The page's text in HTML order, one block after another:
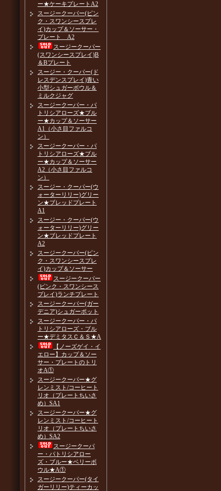
ー★ケーキプレートA2
スージークーパー(ピン
ク・スワンシースプレ
イ)カップ＆ソーサー・
プレート A2
スージークーパー
(スワンシースプレイ)B
＆Bプレート
スージー・クーパー(ド
レスデンスプレイ)青い
小型シュガーボウル＆
ミルクジャグ
スージークーパー・パ
トリシアローズ★ブル
ー★カップ＆ソーサー
A1（小さ目ファルコ
ン）
スージークーパー・パ
トリシアローズ★ブル
ー★カップ＆ソーサー
A2（小さ目ファルコ
ン）
スージー・クーパー(ウ
ォーターリリー)グリー
ン★ブレッドプレート
A1
スージー・クーパー(ウ
ォーターリリー)グリー
ン★ブレッドプレート
A2
スージークーパー(ピン
ク・スワンシースプレ
イ)カップ＆ソーサー
スージークーパー
(ピンク・スワンシース
プレイ)ランチプレート
スージークーパー(ガー
デニア)シュガーポット
スージークーパー・パ
トリシアローズ・ブル
ー★デミタスＣ＆Ｓ★A
【ノーズゲイ・イ
エロー】カップ＆ソー
サー・プレートのトリ
オA①
スージークーパー★グ
レンミスト/コーヒート
リオ（プレートちいさ
め）SA1
スージークーパー★グ
レンミスト/コーヒート
リオ（プレートちいさ
め）SA2
スージークーパ
ー・パトリシアロー
ズ・ブルー★ベリーボ
ウル★A①
スージークーパー(タイ
ガーリリー)ティーカッ